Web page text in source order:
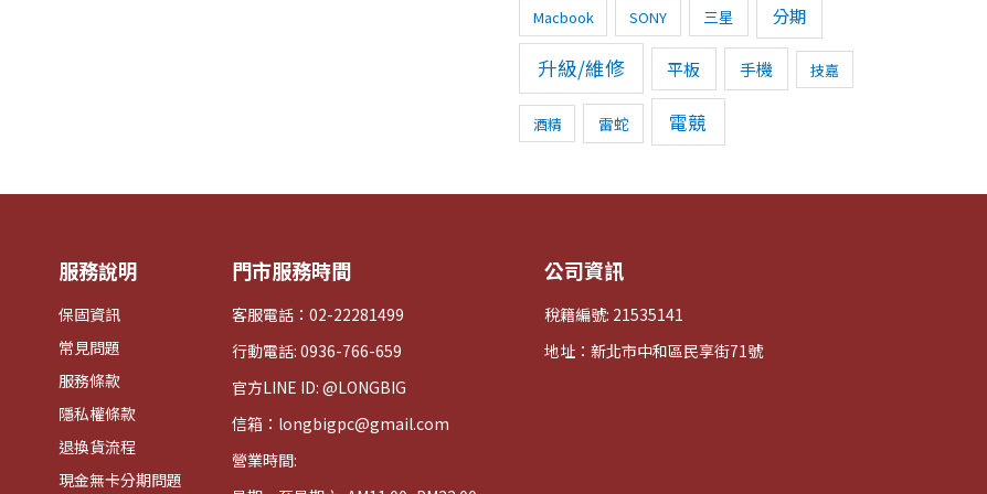
Macbook SONY 三星 分期
升級/維修 平板 手機 技嘉
酒精 雷蛇 電競
服務說明
保固資訊
常見問題
服務條款
隱私權條款
退換貨流程
現金無卡分期問題
門市服務時間
客服電話：02-22281499
行動電話: 0936-766-659
官方LINE ID: @LONGBIG
信箱：longbigpc@gmail.com
營業時間:
公司資訊
稅籍編號: 21535141
地址：新北市中和區民享街71號